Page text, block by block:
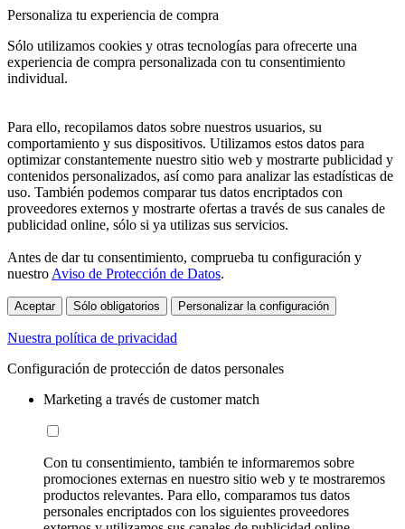
Personaliza tu experiencia de compra
Sólo utilizamos cookies y otras tecnologías para ofrecerte una
experiencia de compra personalizada con tu consentimiento
individual.
Para ello, recopilamos datos sobre nuestros usuarios, su
comportamiento y sus dispositivos. Utilizamos estos datos para
optimizar constantemente nuestro sitio web y mostrarte publicidad y
contenidos personalizados, así como para analizar las estadísticas de
uso. También podemos comparar tus datos encriptados con
proveedores externos y mostrarte ofertas a través de sus canales de
publicidad online, sólo si ya utilizas sus servicios.
Antes de dar tu consentimiento, comprueba tu configuración y
nuestro Aviso de Protección de Datos.
Aceptar Sólo obligatorios Personalizar la configuración
Nuestra política de privacidad
Configuración de protección de datos personales
Marketing a través de customer match
Con tu consentimiento, también te informaremos sobre
promociones externas en nuestro sitio web y te mostraremos
productos relevantes. Para ello, comparamos tus datos
personales encriptados con los siguientes proveedores